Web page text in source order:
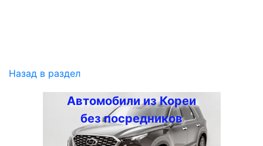
Назад в раздел
Автомобили из Кореи
без посредников